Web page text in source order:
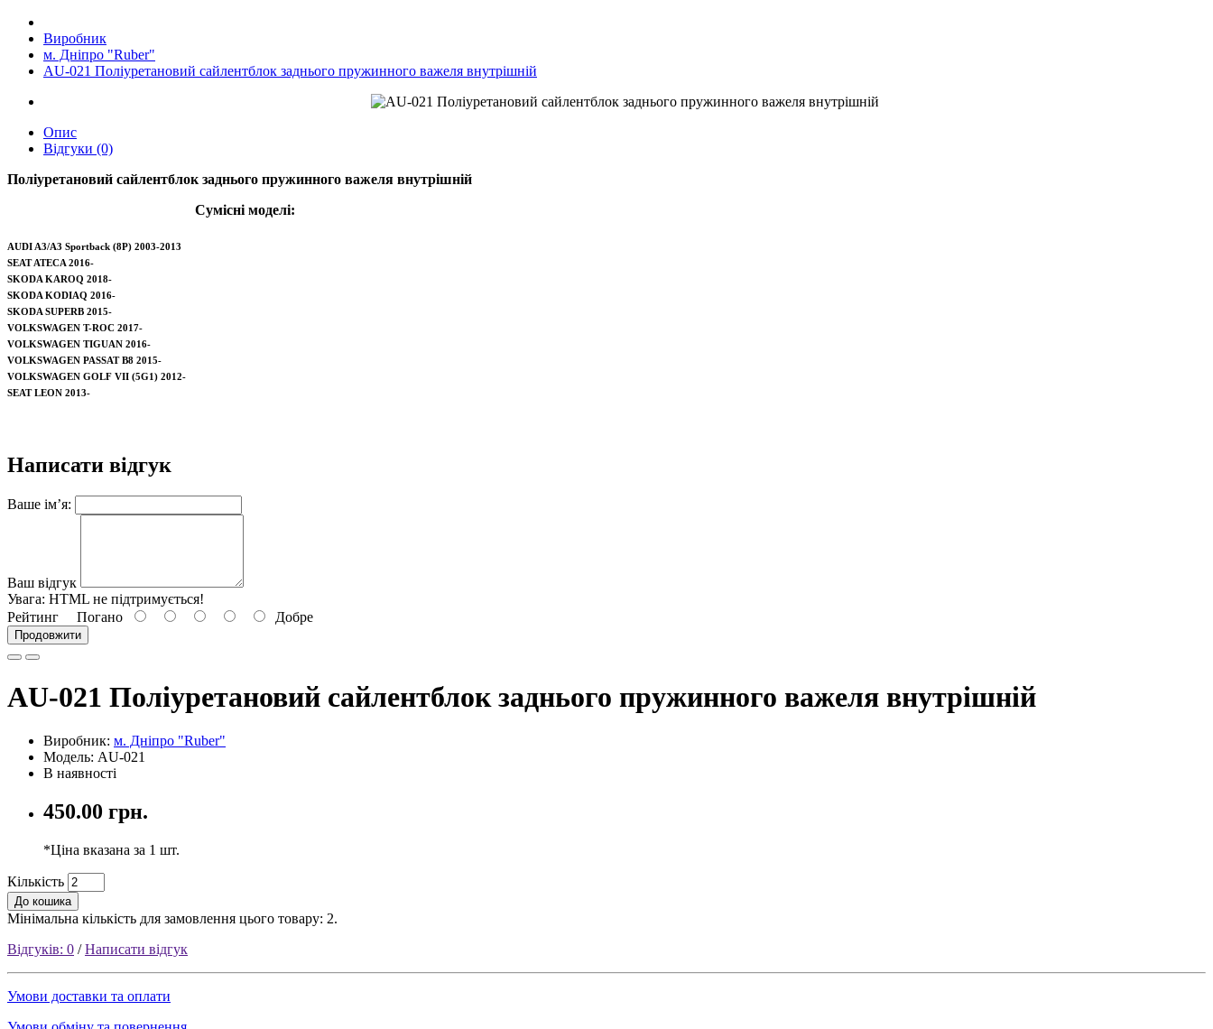
Виробник
м. Дніпро "Ruber"
AU-021 Поліуретановий сайлентблок заднього пружинного важеля внутрішній
Опис
Відгуки (0)
Поліуретановий сайлентблок заднього пружинного важеля внутрішній
Сумісні моделі:
AUDI A3/A3 Sportback (8P) 2003-2013
SEAT ATECA 2016-
SKODA KAROQ 2018-
SKODA KODIAQ 2016-
SKODA SUPERB 2015-
VOLKSWAGEN T-ROC 2017-
VOLKSWAGEN TIGUAN 2016-
VOLKSWAGEN PASSAT B8 2015-
VOLKSWAGEN GOLF VII (5G1) 2012-
SEAT LEON 2013-
Написати відгук
Ваше ім’я:
Ваш відгук
Увага: HTML не підтримується!
Рейтинг Погано Добре
Продовжити
AU-021 Поліуретановий сайлентблок заднього пружинного важеля внутрішній
Виробник: м. Дніпро "Ruber"
Модель: AU-021
В наявності
450.00 грн.
*Ціна вказана за 1 шт.
Кількість
До кошика
Мінімальна кількість для замовлення цього товару: 2.
Відгуків: 0 /Написати відгук
Умови доставки та оплати